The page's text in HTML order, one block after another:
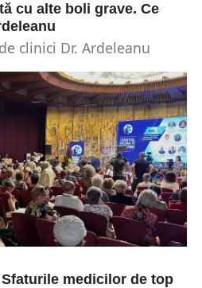
cu alte boli grave. Ce
clinici Dr. Ardeleanu
medicilor de top